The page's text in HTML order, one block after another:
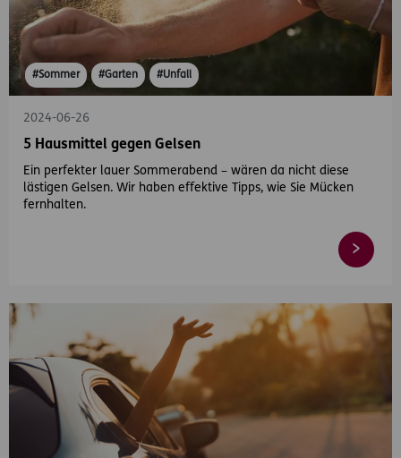
#Sommer #Garten #Unfall
2024-06-26
5 Hausmittel gegen Gelsen
Ein perfekter lauer Sommerabend – wären da nicht diese
lästigen Gelsen. Wir haben effektive Tipps, wie Sie Mücken
fernhalten.